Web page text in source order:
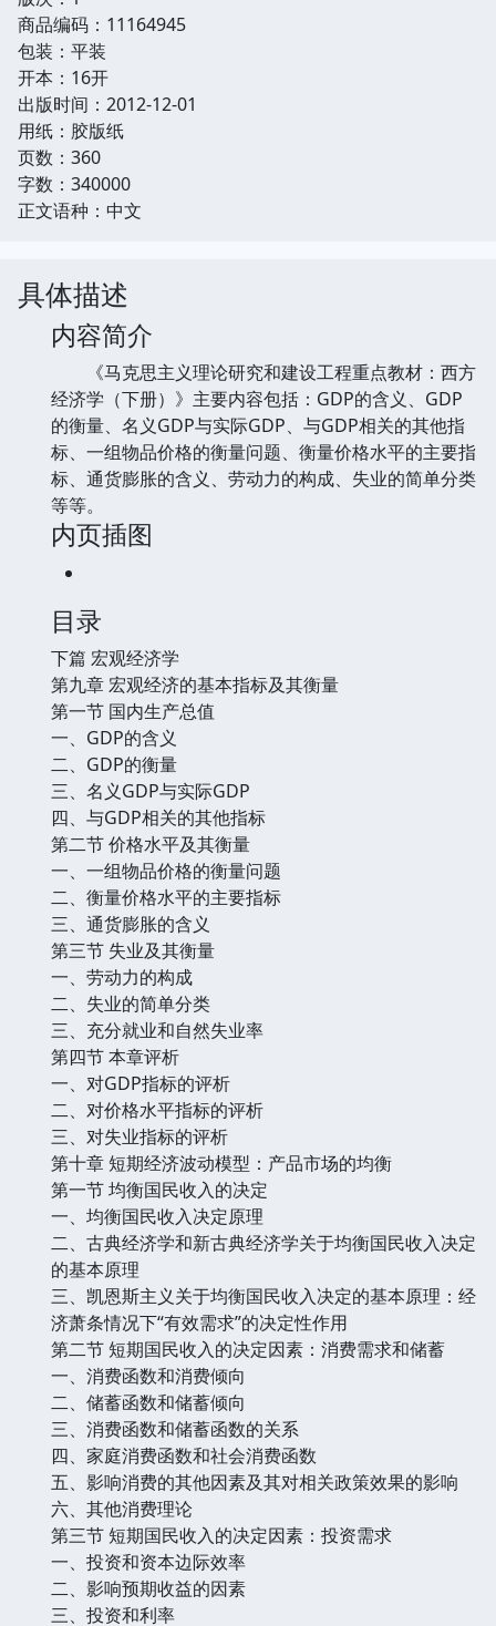
商品编码：11164945
包装：平装
开本：16开
出版时间：2012-12-01
用纸：胶版纸
页数：360
字数：340000
正文语种：中文
具体描述
内容简介
《马克思主义理论研究和建设工程重点教材：西方
经济学（下册）》主要内容包括：GDP的含义、GDP
的衡量、名义GDP与实际GDP、与GDP相关的其他指
标、一组物品价格的衡量问题、衡量价格水平的主要指
标、通货膨胀的含义、劳动力的构成、失业的简单分类
等等。
内页插图
目录
下篇 宏观经济学
第九章 宏观经济的基本指标及其衡量
第一节 国内生产总值
一、GDP的含义
二、GDP的衡量
三、名义GDP与实际GDP
四、与GDP相关的其他指标
第二节 价格水平及其衡量
一、一组物品价格的衡量问题
二、衡量价格水平的主要指标
三、通货膨胀的含义
第三节 失业及其衡量
一、劳动力的构成
二、失业的简单分类
三、充分就业和自然失业率
第四节 本章评析
一、对GDP指标的评析
二、对价格水平指标的评析
三、对失业指标的评析
第十章 短期经济波动模型：产品市场的均衡
第一节 均衡国民收入的决定
一、均衡国民收入决定原理
二、古典经济学和新古典经济学关于均衡国民收入决定
的基本原理
三、凯恩斯主义关于均衡国民收入决定的基本原理：经
济萧条情况下“有效需求”的决定性作用
第二节 短期国民收入的决定因素：消费需求和储蓄
一、消费函数和消费倾向
二、储蓄函数和储蓄倾向
三、消费函数和储蓄函数的关系
四、家庭消费函数和社会消费函数
五、影响消费的其他因素及其对相关政策效果的影响
六、其他消费理论
第三节 短期国民收入的决定因素：投资需求
一、投资和资本边际效率
二、影响预期收益的因素
三、投资和利率